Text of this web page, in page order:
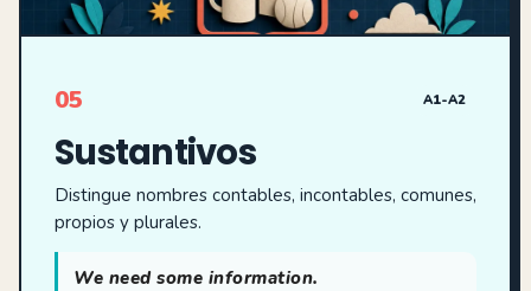
05 A1-A2
Sustantivos
Distingue nombres contables, incontables, comunes,
propios y plurales.
We need some information.